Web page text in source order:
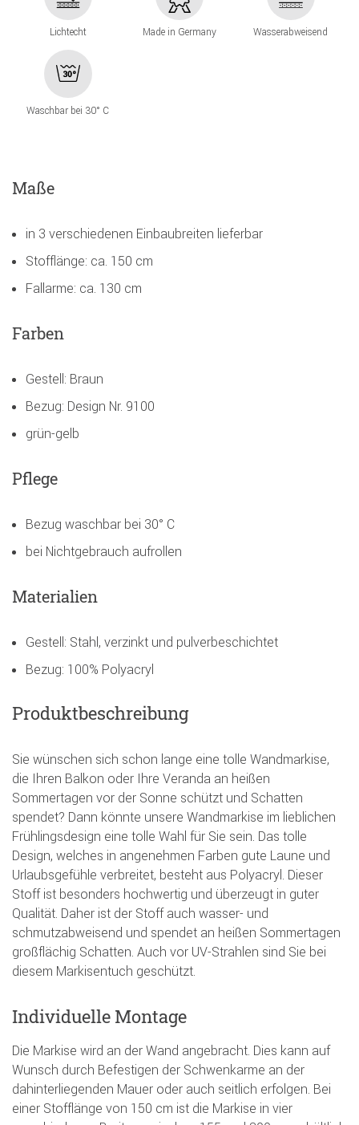
Lichtecht Made in Germany Wasserabweisend
Waschbar bei 30° C
Maße
in 3 verschiedenen Einbaubreiten lieferbar
Stofflänge: ca. 150 cm
Fallarme: ca. 130 cm
Farben
Gestell: Braun
Bezug: Design Nr. 9100
grün-gelb
Pflege
Bezug waschbar bei 30° C
bei Nichtgebrauch aufrollen
Materialien
Gestell: Stahl, verzinkt und pulverbeschichtet
Bezug: 100% Polyacryl
Produktbeschreibung
Sie wünschen sich schon lange eine tolle Wandmarkise,
die Ihren Balkon oder Ihre Veranda an heißen
Sommertagen vor der Sonne schützt und Schatten
spendet? Dann könnte unsere Wandmarkise im lieblichen
Frühlingsdesign eine tolle Wahl für Sie sein. Das tolle
Design, welches in angenehmen Farben gute Laune und
Urlaubsgefühle verbreitet, besteht aus Polyacryl. Dieser
Stoff ist besonders hochwertig und überzeugt in guter
Qualität. Daher ist der Stoff auch wasser- und
schmutzabweisend und spendet an heißen Sommertagen
großflächig Schatten. Auch vor UV-Strahlen sind Sie bei
diesem Markisentuch geschützt.
Individuelle Montage
Die Markise wird an der Wand angebracht. Dies kann auf
Wunsch durch Befestigen der Schwenkarme an der
dahinterliegenden Mauer oder auch seitlich erfolgen. Bei
einer Stofflänge von 150 cm ist die Markise in vier